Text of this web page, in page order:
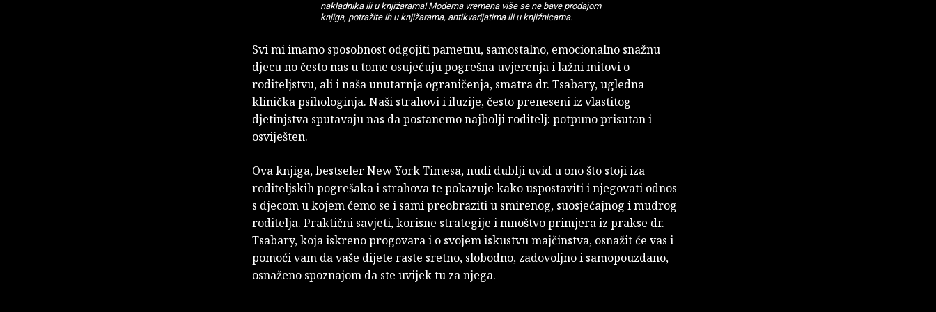
nakladnika ili u knjižarama! Moderna vremena više se ne bave prodajom
knjiga, potražite ih u knjižarama, antikvarijatima ili u knjižnicama.
Svi mi imamo sposobnost odgojiti pametnu, samostalno, emocionalno snažnu
djecu no često nas u tome osujećuju pogrešna uvjerenja i lažni mitovi o
roditeljstvu, ali i naša unutarnja ograničenja, smatra dr. Tsabary, ugledna
klinička psihologinja. Naši strahovi i iluzije, često preneseni iz vlastitog
djetinjstva sputavaju nas da postanemo najbolji roditelj: potpuno prisutan i
osviješten.
Ova knjiga, bestseler New York Timesa, nudi dublji uvid u ono što stoji iza
roditeljskih pogrešaka i strahova te pokazuje kako uspostaviti i njegovati odnos
s djecom u kojem ćemo se i sami preobraziti u smirenog, suosjećajnog i mudrog
roditelja. Praktični savjeti, korisne strategije i mnoštvo primjera iz prakse dr.
Tsabary, koja iskreno progovara i o svojem iskustvu majčinstva, osnažit će vas i
pomoći vam da vaše dijete raste sretno, slobodno, zadovoljno i samopouzdano,
osnaženo spoznajom da ste uvijek tu za njega.